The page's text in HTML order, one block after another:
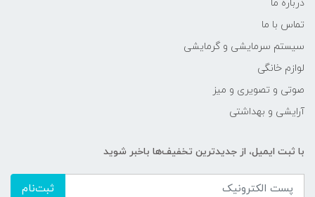
درباره ما
تماس با ما
سیستم سرمایشی و گرمایشی
لوازم خانگی
صوتی و تصویری و میز
آرایشی و بهداشتی
با ثبت ایمیل، از جدید‌ترین تخفیف‌ها با‌خبر شوید
ثبت‌نام